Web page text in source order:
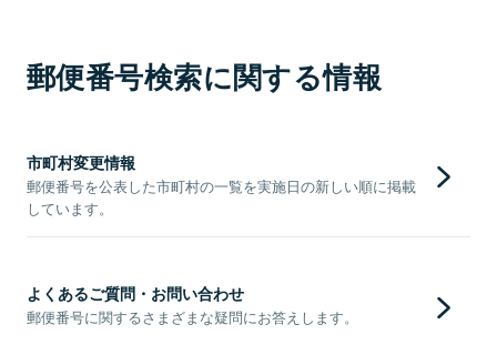
郵便番号検索に関する情報
市町村変更情報
郵便番号を公表した市町村の一覧を実施日の新しい順に掲載
しています。
よくあるご質問・お問い合わせ
郵便番号に関するさまざまな疑問にお答えします。